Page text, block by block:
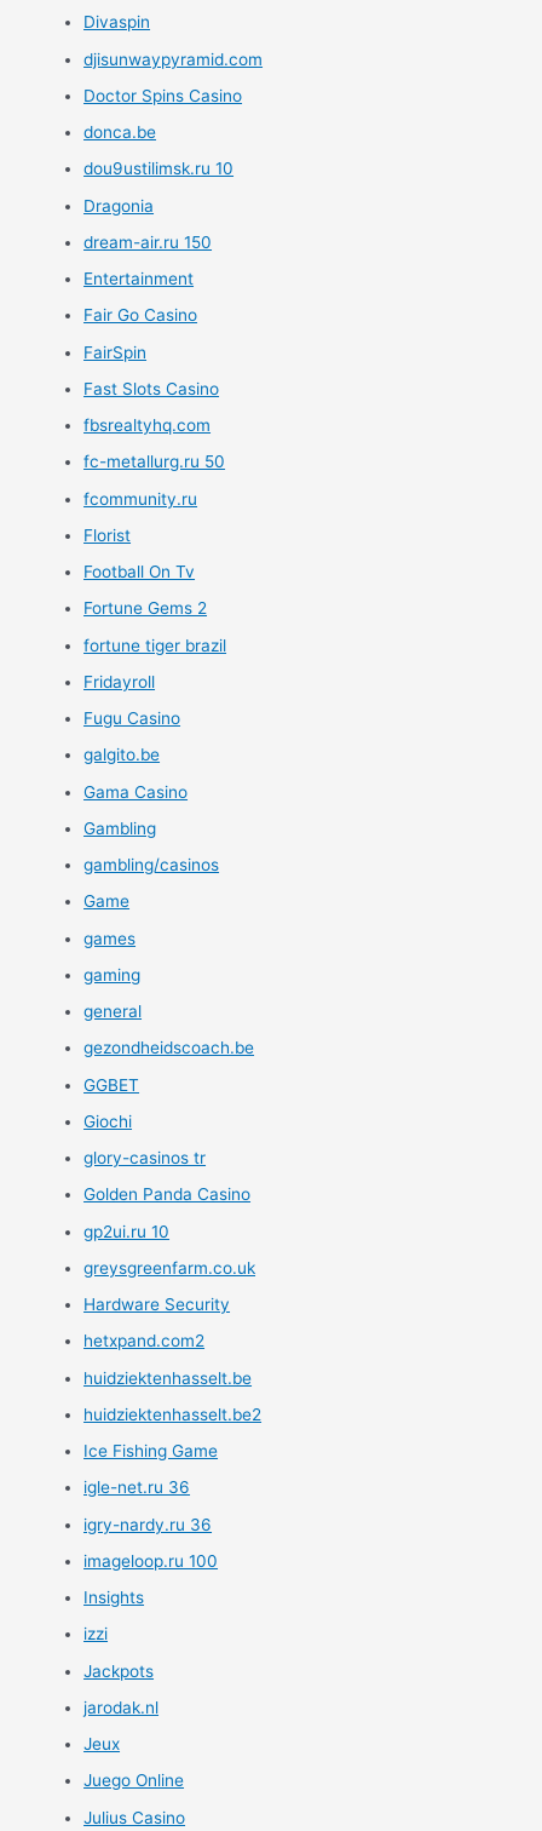
Divaspin
djisunwaypyramid.com
Doctor Spins Casino
donca.be
dou9ustilimsk.ru 10
Dragonia
dream-air.ru 150
Entertainment
Fair Go Casino
FairSpin
Fast Slots Casino
fbsrealtyhq.com
fc-metallurg.ru 50
fcommunity.ru
Florist
Football On Tv
Fortune Gems 2
fortune tiger brazil
Fridayroll
Fugu Casino
galgito.be
Gama Casino
Gambling
gambling/casinos
Game
games
gaming
general
gezondheidscoach.be
GGBET
Giochi
glory-casinos tr
Golden Panda Casino
gp2ui.ru 10
greysgreenfarm.co.uk
Hardware Security
hetxpand.com2
huidziektenhasselt.be
huidziektenhasselt.be2
Ice Fishing Game
igle-net.ru 36
igry-nardy.ru 36
imageloop.ru 100
Insights
izzi
Jackpots
jarodak.nl
Jeux
Juego Online
Julius Casino